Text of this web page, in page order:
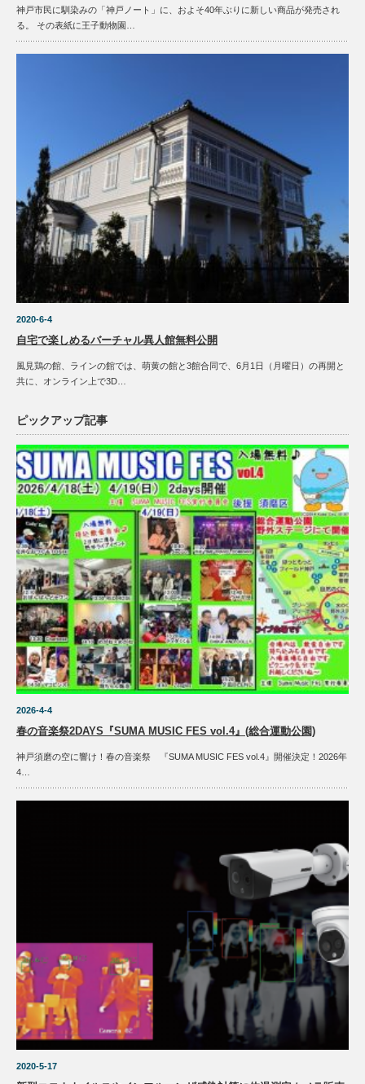
神戸市民に馴染みの「神戸ノート」に、およそ40年ぶりに新しい商品が発売され
る。 その表紙に王子動物園…
2020-6-4
自宅で楽しめるバーチャル異人館無料公開
風見鶏の館、ラインの館では、萌黄の館と3館合同で、6月1日（月曜日）の再開と
共に、オンライン上で3D…
ピックアップ記事
2026-4-4
春の音楽祭2DAYS『SUMA MUSIC FES vol.4』(総合運動公園)
神戸須磨の空に響け！春の音楽祭 『SUMA MUSIC FES vol.4』開催決定！2026年
4…
2020-5-17